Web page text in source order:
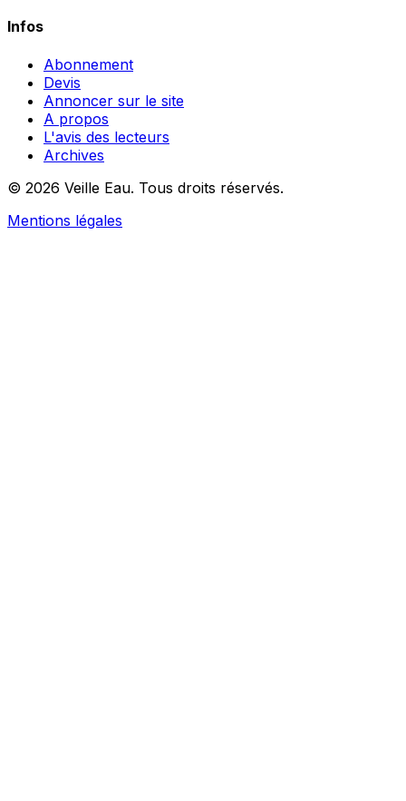
Infos
Abonnement
Devis
Annoncer sur le site
A propos
L'avis des lecteurs
Archives
© 2026 Veille Eau. Tous droits réservés.
Mentions légales